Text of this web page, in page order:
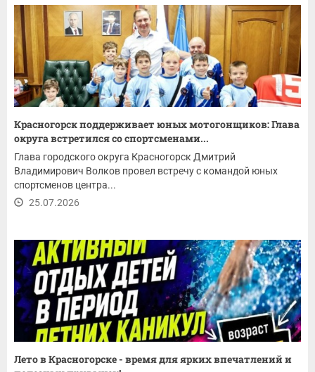
Красногорск поддерживает юных мотогонщиков: Глава
округа встретился со спортсменами...
Глава городского округа Красногорск Дмитрий
Владимирович Волков провел встречу с командой юных
спортсменов центра...
25.07.2026
Лето в Красногорске - время для ярких впечатлений и